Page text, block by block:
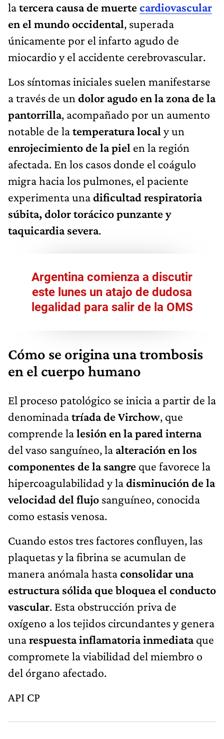
latercera causa de muertecardiovascular
en el mundo occidental, superada
únicamente por el infarto agudo de
miocardio y el accidente cerebrovascular.
Los síntomas iniciales suelen manifestarse
a través de un dolor agudo en la zona de la
pantorrilla, acompañado por un aumento
notable de latemperatura local y un
enrojecimiento de la piel en la región
afectada. En los casos donde el coágulo
migra hacia los pulmones, el paciente
experimenta unadificultad respiratoria
súbita, dolor torácico punzante y
taquicardia severa.
Argentina comienza a discutir
este lunes un atajo de dudosa
legalidad para salir de la OMS
Cómo se origina una trombosis
en el cuerpo humano
El proceso patológico se inicia a partir de la
denominadatríada de Virchow, que
comprende lalesión en la pared interna
del vaso sanguíneo, la alteración en los
componentes de la sangre que favorece la
hipercoagulabilidad y ladisminución de la
velocidad del flujo sanguíneo, conocida
como estasis venosa.
Cuando estos tres factores confluyen, las
plaquetas y la fibrina se acumulan de
manera anómala hastaconsolidar una
estructura sólida que bloquea el conducto
vascular. Esta obstrucción priva de
oxígeno a los tejidos circundantes y genera
unarespuesta inflamatoria inmediataque
compromete la viabilidad del miembro o
del órgano afectado.
API CP